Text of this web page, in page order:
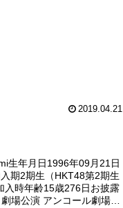
2019.04.21
生年月日1996年09月21日
期2期生（HKT48第2期生
入時年齢15歳276日お披露
場公演 アンコール劇場デ